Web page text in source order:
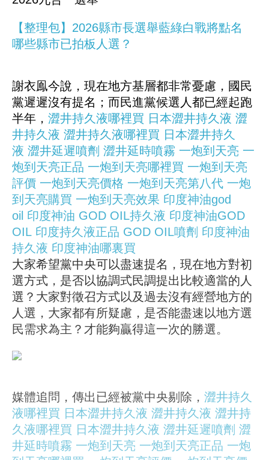
【整理包】2026縣市長選舉藍綠白戰將點名
哪些縣市已拍板人選？
謝衣鳯今說，現在地方基層都非常憂慮，國民
黨遲遲沒有提名；而民進黨候選人都已經起跑
半年， 澀井持久液哪裡買 日本澀井持久液 澀
井持久液 澀井持久液哪裡買 日本澀井持久
液 澀井延遲噴劑 澀井延時噴霧 一炮到天亮 一
炮到天亮正品 一炮到天亮哪裡買 一炮到天亮
評價 一炮到天亮價格 一炮到天亮第八代 一炮
到天亮購買 一炮到天亮效果 印度神油god
oil 印度神油 GOD OIL持久液 印度神油GOD
OIL 印度持久液正品 GOD OIL噴劑 印度神油
持久液 印度神油哪裏買
大家希望黨中央可以盡速提名，現在地方對初
選方式，是否以協調式民調提出比較適當的人
選？大家對徵召方式以及過去沒有經營地方的
人選，大家都有所疑慮，是否能盡速以地方選
民需求為主？才能夠贏得這一次的勝選。
媒體追問，傳出已經被黨中央剔除， 澀井持久
液哪裡買 日本澀井持久液 澀井持久液 澀井持
久液哪裡買 日本澀井持久液 澀井延遲噴劑 澀
井延時噴霧 一炮到天亮 一炮到天亮正品 一炮